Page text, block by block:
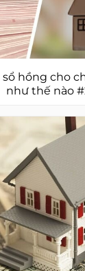
sổ hồng cho
như thế nào